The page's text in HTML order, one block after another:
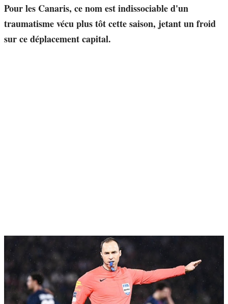
Pour les Canaris, ce nom est indissociable d'un
traumatisme vécu plus tôt cette saison, jetant un froid
sur ce déplacement capital.